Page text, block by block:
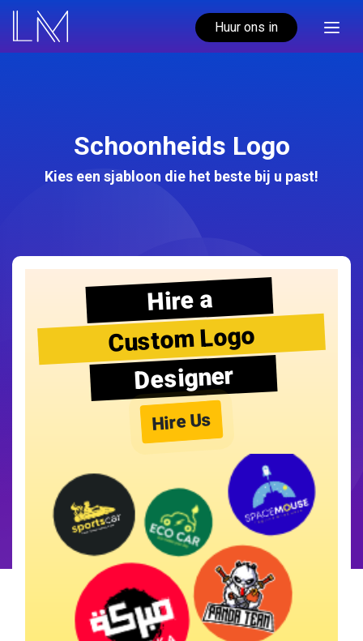
Huur ons in
Schoonheids Logo
Kies een sjabloon die het beste bij u past!
Hire a
Custom Logo
Designer
Hire Us